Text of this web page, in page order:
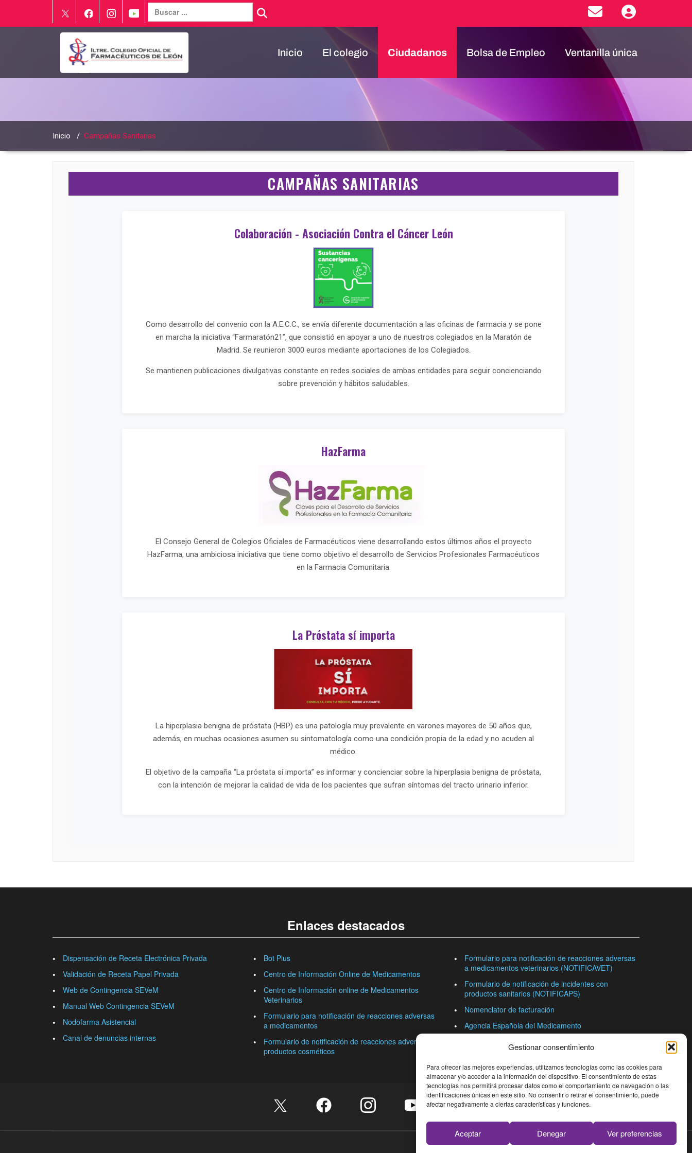
Gestionar consentimiento
Para ofrecer las mejores experiencias, utilizamos tecnologías como las cookies para
almacenar y/o acceder a la información del dispositivo. El consentimiento de estas
tecnologías nos permitirá procesar datos como el comportamiento de navegación o las
identificaciones únicas en este sitio. No consentir o retirar el consentimiento, puede
afectar negativamente a ciertas características y funciones.
Aceptar Denegar Ver preferencias
Inicio El colegio Ciudadanos Bolsa de Empleo Ventanilla única
Inicio / Campañas Sanitarias
CAMPAÑAS SANITARIAS
Colaboración - Asociación Contra el Cáncer León
Como desarrollo del convenio con la A.E.C.C., se envía diferente documentación a las oficinas de farmacia y se pone
en marcha la iniciativa “Farmaratón21”, que consistió en apoyar a uno de nuestros colegiados en la Maratón de
Madrid. Se reunieron 3000 euros mediante aportaciones de los Colegiados.
Se mantienen publicaciones divulgativas constante en redes sociales de ambas entidades para seguir concienciando
sobre prevención y hábitos saludables.
HazFarma
El Consejo General de Colegios Oficiales de Farmacéuticos viene desarrollando estos últimos años el proyecto
HazFarma, una ambiciosa iniciativa que tiene como objetivo el desarrollo de Servicios Profesionales Farmacéuticos
en la Farmacia Comunitaria.
La Próstata sí importa
La hiperplasia benigna de próstata (HBP) es una patología muy prevalente en varones mayores de 50 años que,
además, en muchas ocasiones asumen su sintomatología como una condición propia de la edad y no acuden al
médico.
El objetivo de la campaña “La próstata sí importa” es informar y concienciar sobre la hiperplasia benigna de próstata,
con la intención de mejorar la calidad de vida de los pacientes que sufran síntomas del tracto urinario inferior.
Enlaces destacados
Dispensación de Receta Electrónica Privada
Validación de Receta Papel Privada
Web de Contingencia SEVeM
Manual Web Contingencia SEVeM
Nodofarma Asistencial
Canal de denuncias internas
Bot Plus
Centro de Información Online de Medicamentos
Centro de Información online de Medicamentos
Veterinarios
Formulario para notificación de reacciones adversas
a medicamentos
Formulario de notificación de reacciones adversas a
productos cosméticos
Formulario para notificación de reacciones adversas
a medicamentos veterinarios (NOTIFICAVET)
Formulario de notificación de incidentes con
productos sanitarios (NOTIFICAPS)
Nomenclator de facturación
Agencia Española del Medicamento
Farmacéuticos